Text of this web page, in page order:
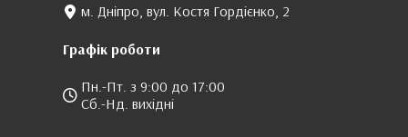
м. Дніпро, вул. Костя Гордієнко, 2
Графік роботи
Пн.-Пт. з 9:00 до 17:00
Сб.-Нд. вихідні